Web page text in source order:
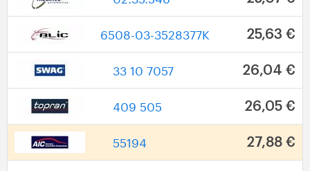
6508-03-3528377K 25,63 €
33 10 7057 26,04 €
409 505 26,05 €
55194 27,88 €